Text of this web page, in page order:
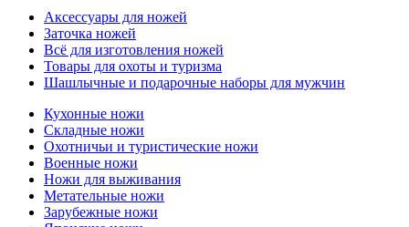
Аксессуары для ножей
Заточка ножей
Всё для изготовления ножей
Товары для охоты и туризма
Шашлычные и подарочные наборы для мужчин
Кухонные ножи
Складные ножи
Охотничьи и туристические ножи
Военные ножи
Ножи для выживания
Метательные ножи
Зарубежные ножи